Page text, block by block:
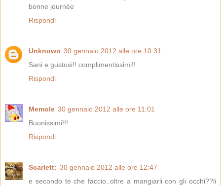
bonne journée
Rispondi
Unknown 30 gennaio 2012 alle ore 10:31
Sani e gustosi!! complimentissimi!!
Rispondi
Memole 30 gennaio 2012 alle ore 11:01
Buonissimi!!!
Rispondi
Scarlett: 30 gennaio 2012 alle ore 12:47
e secondo te che faccio..oltre a mangiarli con gli occhi??li